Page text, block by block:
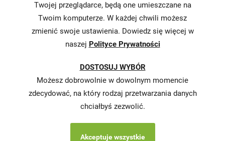
realizowanej
strategii
podatkowej
Karty
Butelkomaty
Twojej przeglądarce, będą one umieszczane na
Twoim komputerze. W każdej chwili możesz
zmienić swoje ustawienia. Dowiedz się więcej w
naszej Polityce Prywatności
DOSTOSUJ WYBÓR
Możesz dobrowolnie w dowolnym momencie
zdecydować, na który rodzaj przetwarzania danych
chciałbyś zezwolić.
Akceptuje wszystkie